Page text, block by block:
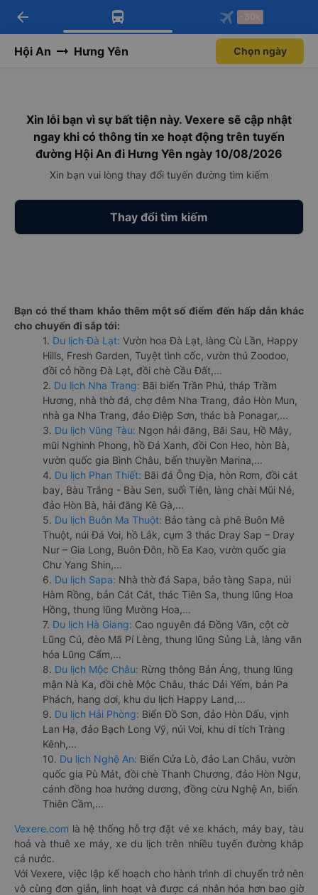
Tải app Vexere ngay!
Nhận ưu đãi thành viên độc
Mở app
Tải app Vexere
-30k/ghế khi đặt vé máy bay qua
Mở app
arrow_back -30k
Hội An Hưng Yên Chọn ngày
Xin lỗi bạn vì sự bất tiện này. Vexere sẽ cập nhật
ngay khi có thông tin xe hoạt động trên tuyến
đường Hội An đi Hưng Yên ngày 10/08/2026
Xin bạn vui lòng thay đổi tuyến đường tìm kiếm
Thay đổi tìm kiếm
Bạn có thể tham khảo thêm một số điểm đến hấp dẫn khác
cho chuyến đi sắp tới:
1. Du lịch Đà Lạt: Vườn hoa Đà Lạt, làng Cù Lần, Happy
Hills, Fresh Garden, Tuyệt tình cốc, vườn thú Zoodoo,
đồi cỏ hồng Đà Lạt, đồi chè Cầu Đất,...
2. Du lịch Nha Trang: Bãi biển Trần Phú, tháp Trầm
Hương, nhà thờ đá, chợ đêm Nha Trang, đảo Hòn Mun,
nhà ga Nha Trang, đảo Điệp Sơn, thác bà Ponagar,...
3. Du lịch Vũng Tàu: Ngọn hải đăng, Bãi Sau, Hồ Mây,
mũi Nghinh Phong, hồ Đá Xanh, đồi Con Heo, hòn Bà,
vườn quốc gia Bình Châu, bến thuyền Marina,...
4. Du lịch Phan Thiết: Bãi đá Ông Địa, hòn Rơm, đồi cát
bay, Bàu Trắng - Bàu Sen, suối Tiên, làng chài Mũi Né,
đảo Hòn Bà, hải đăng Kê Gà,...
5. Du lịch Buôn Ma Thuột: Bảo tàng cà phê Buôn Mê
Thuột, núi Đá Voi, hồ Lắk, cụm 3 thác Dray Sap – Dray
Nur – Gia Long, Buôn Đôn, hồ Ea Kao, vườn quốc gia
Chư Yang Shin,...
6. Du lịch Sapa: Nhà thờ đá Sapa, bảo tàng Sapa, núi
Hàm Rồng, bản Cát Cát, thác Tiên Sa, thung lũng Hoa
Hồng, thung lũng Mường Hoa,...
7. Du lịch Hà Giang: Cao nguyên đá Đồng Văn, cột cờ
Lũng Cú, đèo Mã Pí Lèng, thung lũng Sủng Là, làng văn
hóa Lũng Cẩm,...
8. Du lịch Mộc Châu: Rừng thông Bản Áng, thung lũng
mận Nà Ka, đồi chè Mộc Châu, thác Dải Yếm, bản Pa
Phách, hang dơi, khu du lịch Happy Land,...
9. Du lịch Hải Phòng: Biển Đồ Sơn, đảo Hòn Dấu, vịnh
Lan Hạ, đảo Bạch Long Vỹ, núi Voi, khu di tích Tràng
Kênh,...
10. Du lịch Nghệ An: Biển Cửa Lò, đảo Lan Châu, vườn
quốc gia Pù Mát, đồi chè Thanh Chương, đảo Hòn Ngư,
cánh đồng hoa hướng dương, đồng cừu Nghệ An, biển
Thiên Cầm,...
Vexere.com là hệ thống hỗ trợ đặt vé xe khách, máy bay, tàu
hoả và thuê xe máy, xe du lịch trên nhiều tuyến đường khắp
cả nước.
Với Vexere, việc lập kế hoạch cho hành trình di chuyển trở nên
vô cùng đơn giản, linh hoạt và được cá nhân hóa hơn bao giờ